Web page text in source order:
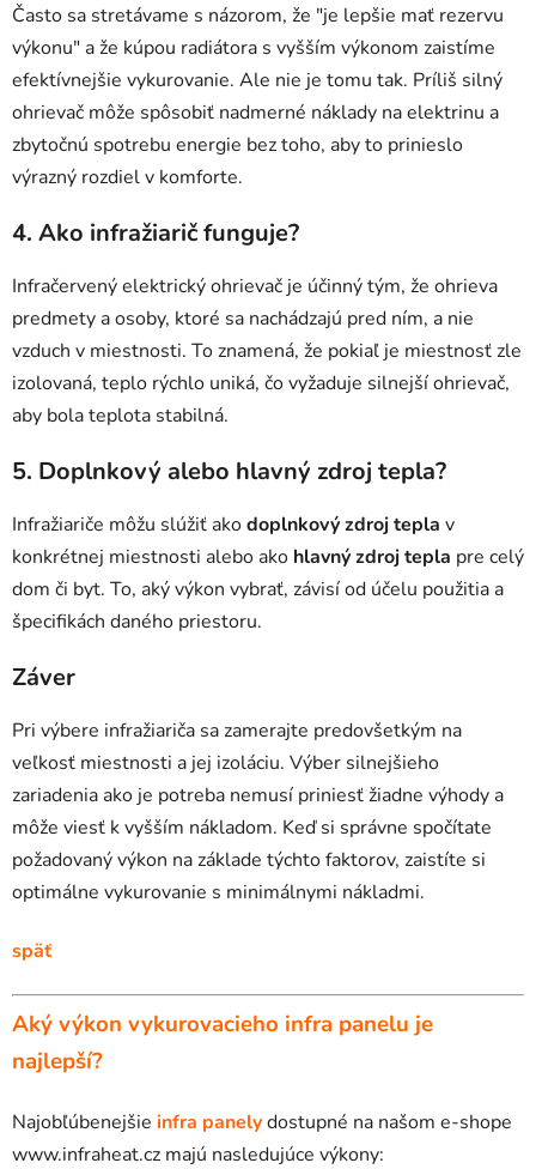
Často sa stretávame s názorom, že "je lepšie mať rezervu
výkonu" a že kúpou radiátora s vyšším výkonom zaistíme
efektívnejšie vykurovanie. Ale nie je tomu tak. Príliš silný
ohrievač môže spôsobiť nadmerné náklady na elektrinu a
zbytočnú spotrebu energie bez toho, aby to prinieslo
výrazný rozdiel v komforte.
4. Ako infražiarič funguje?
Infračervený elektrický ohrievač je účinný tým, že ohrieva
predmety a osoby, ktoré sa nachádzajú pred ním, a nie
vzduch v miestnosti. To znamená, že pokiaľ je miestnosť zle
izolovaná, teplo rýchlo uniká, čo vyžaduje silnejší ohrievač,
aby bola teplota stabilná.
5. Doplnkový alebo hlavný zdroj tepla?
Infražiariče môžu slúžiť akodoplnkový zdroj tepla v
konkrétnej miestnosti alebo ako hlavný zdroj tepla pre celý
dom či byt. To, aký výkon vybrať, závisí od účelu použitia a
špecifikách daného priestoru.
Záver
Pri výbere infražiariča sa zamerajte predovšetkým na
veľkosť miestnosti a jej izoláciu. Výber silnejšieho
zariadenia ako je potreba nemusí priniesť žiadne výhody a
môže viesť k vyšším nákladom. Keď si správne spočítate
požadovaný výkon na základe týchto faktorov, zaistíte si
optimálne vykurovanie s minimálnymi nákladmi.
späť
Aký výkon vykurovacieho infra panelu je
najlepší?
Najobľúbenejšie infra panelydostupné na našom e-shope
www.infraheat.cz majú nasledujúce výkony: